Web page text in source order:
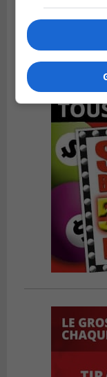
VIEUX-LONGUEUIL
Publié le 3 août
Le Livre
Longueuil